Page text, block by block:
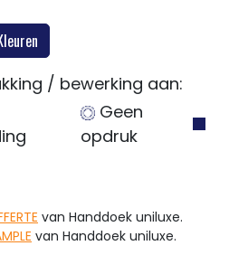
/ bewerking aan:
Geen
opdruk
van Handdoek uniluxe.
van Handdoek uniluxe.